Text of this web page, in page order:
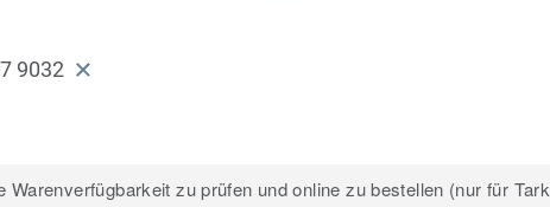
9032
Warenverfügbarkeit zu prüfen und online zu bestellen (nur für